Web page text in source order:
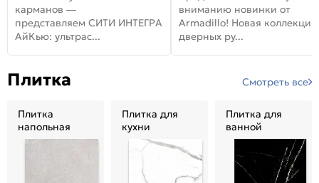
карманов —
представляем СИТИ ИНТЕГРА
АйКью: ультрас...
Armadillo!
вниманию новинки от
Armadillo! Новая коллекция
дверных ру...
Плитка Смотреть все
Плитка
напольная
Плитка для
кухни
Плитка для
ванной